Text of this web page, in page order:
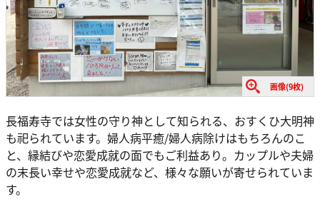
画像(9枚)
長福寿寺では女性の守り神として知られる、おすくひ大明神
も祀られています。婦人病平癒/婦人病除けはもちろんのこ
と、縁結びや恋愛成就の面でもご利益あり。カップルや夫婦
の末長い幸せや恋愛成就など、様々な願いが寄せられていま
す。